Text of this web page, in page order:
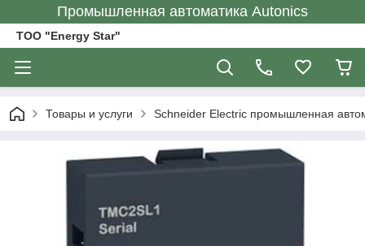
Промышленная автоматика Autonics
ТОО "Energy Star"
Товары и услуги Schneider Electric промышленная